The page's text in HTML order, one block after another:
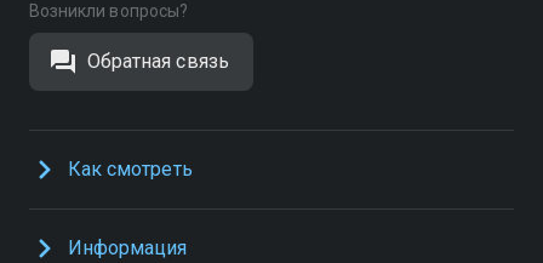
Возникли вопросы?
Обратная связь
Как смотреть
Информация